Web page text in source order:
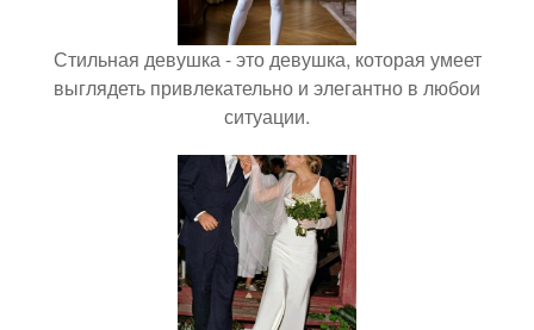
Стильная девушка - это девушка, которая умеет
выглядеть привлекательно и элегантно в любои
ситуации.